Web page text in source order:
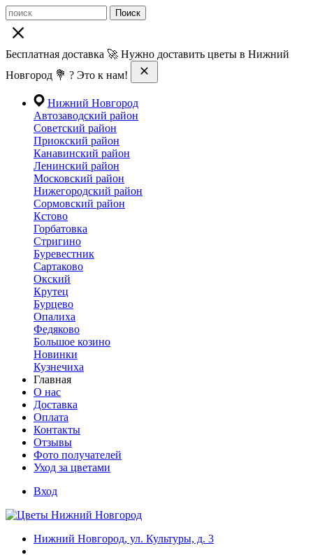
Поиск
Бесплатная доставка 🚀 Нужно доставить цветы в Нижний
Новгород 💐 ? Это к нам!
Нижний Новгород
Автозаводский район
Советский район
Приокский район
Канавинский район
Ленинский район
Московский район
Нижегородский район
Сормовский район
Кстово
Горбатовка
Стригино
Буревестник
Сартаково
Окский
Крутец
Бурцево
Опалиха
Федяково
Большое козино
Новинки
Кузнечиха
Главная
О нас
Доставка
Оплата
Контакты
Отзывы
Фото получателей
Уход за цветами
Вход
Нижний Новгород, ул. Культуры, д. 3